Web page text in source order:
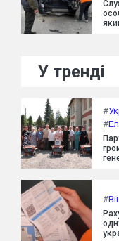
У тренді
#
#
#